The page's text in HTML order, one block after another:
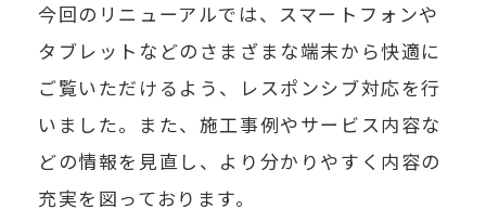
今回のリニューアルでは、スマートフォンや
タブレットなどのさまざまな端末から快適に
ご覧いただけるよう、レスポンシブ対応を行
いました。また、施工事例やサービス内容な
どの情報を見直し、より分かりやすく内容の
充実を図っております。